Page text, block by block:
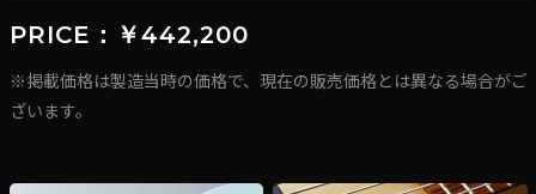
PRICE：￥442,200
※掲載価格は製造当時の価格で、現在の販売価格とは異なる場合がご
ざいます。